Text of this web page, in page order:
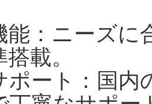
：ニーズに
載。
ート：国内